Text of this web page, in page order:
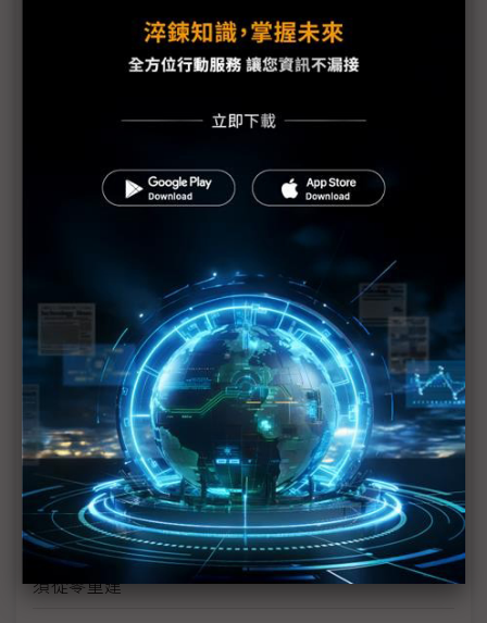
川普曾想拆了NVIDIA 晶片界老實說：難分難捨的是
英特爾擴大美國裁員逾5,000人 加州、奧勒岡成重
評析：陳立武坦承NVIDIA「太強」 成英特爾近年最
英特爾首推高階電玩處理器 Nova Lake-AX與超微較
高下
（獨家）英特爾年度大會首移師美國AZ 三層面解析
陳立武改革路
英特爾奧勒岡裁員規模擴大 傳比預期高出5倍
英特爾18A良率傳優於三星2奈米 但仍苦追台積電
N2
跌出半導體前十大、AI戰場潰敗 英特爾陳立武坦言
須從零重建